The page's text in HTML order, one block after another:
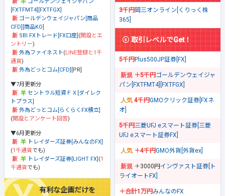
[FXTFMT4][FXTFGX]
ゴールデンウェイジャパン[商品
CFD][商品KO]
SBI FXトレード[FX口座] (開設とエ
ントリー)
外為ファイネスト(LINE登録と1千
通貨)
外為どっとコム[CFD] [PR]
▼7月更新分
セントラル短資ＦＸ[ダイレク
トプラス]
外為どっとコム[らくらくFX積立]
(開設とアンケート回答)
▼6月更新分
トレイダーズ証券[みんなのFX]
(1千通貨でも)
トレイダーズ証券[LIGHT FX] (1
千通貨でも)
有利な企画だけを
3千円岡三オンライン[くりっく株
365]
取引レベルでGet！
5千円Plus500JP証券[FX]
＋5千円ゴールデンウェイジャ
パン[FXTFMT4][FXTFGX]
4千円GMOクリック証券[FXネ
オ]
5千円三菱UFJ eスマート証券[三菱
UFJ eスマート証券FX]
＋4千円GMO外貨[外貨ex]
＋3000円 インヴァスト証券[ト
ライオートFX]
＋合計1万円みんなのFX